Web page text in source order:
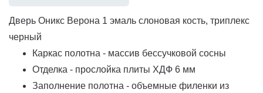
Дверь Оникс Верона 1 эмаль слоновая кость, триплекс
черный
Каркас полотна - массив бессучковой сосны
Отделка - прослойка плиты ХДФ 6 мм
Заполнение полотна - объемные филенки из